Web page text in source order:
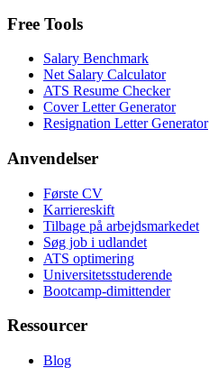
Free Tools
Salary Benchmark
Net Salary Calculator
ATS Resume Checker
Cover Letter Generator
Resignation Letter Generator
Anvendelser
Første CV
Karriereskift
Tilbage på arbejdsmarkedet
Søg job i udlandet
ATS optimering
Universitetsstuderende
Bootcamp-dimittender
Ressourcer
Blog